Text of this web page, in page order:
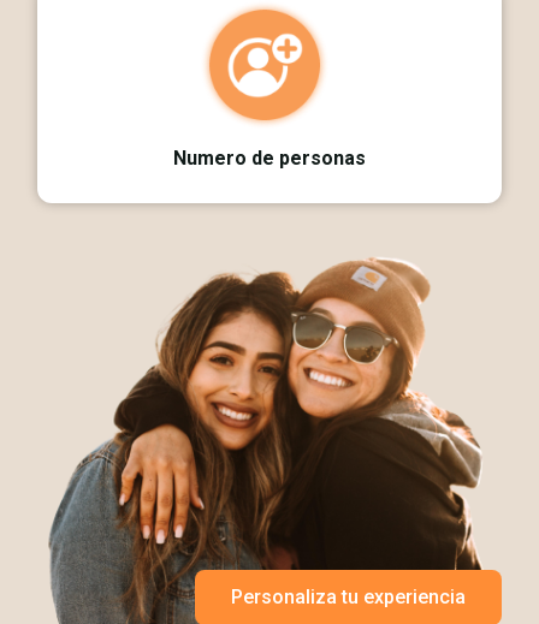
Numero de personas
Personaliza tu experiencia